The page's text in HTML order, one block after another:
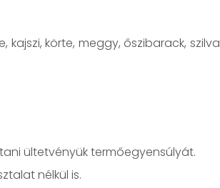
körte, meggy, őszibarack, szilva
ültetvényük termőegyensúlyát.
nélkül is.